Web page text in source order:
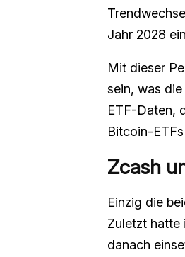
Jahr 2028
Mit dieser
sein, was
ETF-Daten,
Bitcoin-
Zcash
Einzig die
Zuletzt hatte
danach